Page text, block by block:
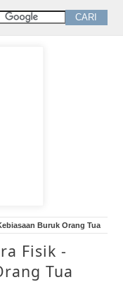
Buruk Orang Tua
Fisik -
Tua